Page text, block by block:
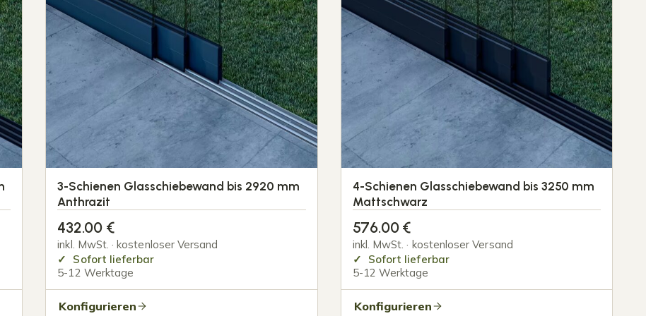
3-Schienen Glasschiebewand bis 2920 mm
Anthrazit
432.00 €
inkl. MwSt. · kostenloser Versand
Sofort lieferbar
5-12 Werktage
Konfigurieren
4-Schienen Glasschiebewand bis 3250 mm
Mattschwarz
576.00 €
inkl. MwSt. · kostenloser Versand
Sofort lieferbar
5-12 Werktage
Konfigurieren